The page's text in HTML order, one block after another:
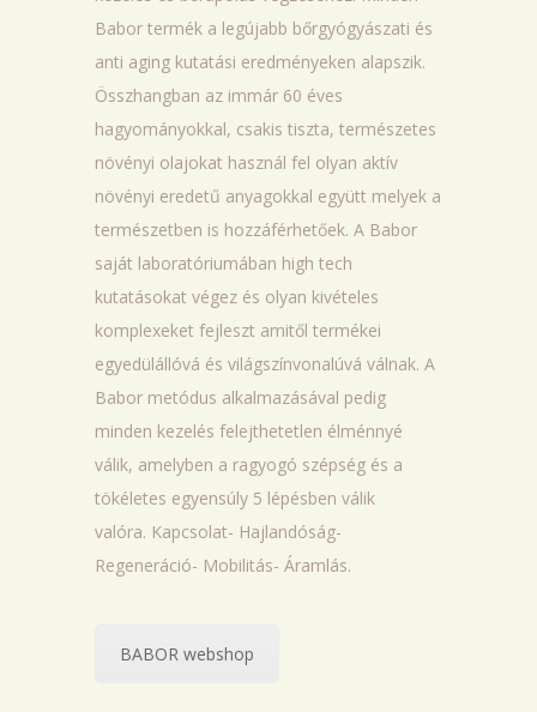
Babor termék a legújabb bőrgyógyászati és
anti aging kutatási eredményeken alapszik.
Összhangban az immár 60 éves
hagyományokkal, csakis tiszta, természetes
növényi olajokat használ fel olyan aktív
növényi eredetű anyagokkal együtt melyek a
természetben is hozzáférhetőek. A Babor
saját laboratóriumában high tech
kutatásokat végez és olyan kivételes
komplexeket fejleszt amitől termékei
egyedülállóvá és világszínvonalúvá válnak. A
Babor metódus alkalmazásával pedig
minden kezelés felejthetetlen élménnyé
válik, amelyben a ragyogó szépség és a
tökéletes egyensúly 5 lépésben válik
valóra. Kapcsolat- Hajlandóság-
Regeneráció- Mobilitás- Áramlás.
BABOR webshop